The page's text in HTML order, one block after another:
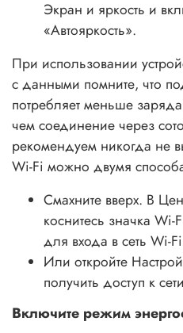
Экран и яркость и
«Автояркость».
При использовании
с данными помните, что
потребляет меньше
чем соединение через
рекомендуем никогда не
Wi-Fi можно двумя
Смахните вверх. В
коснитесь значка
для входа в сеть Wi-
Или откройте
получить доступ к
Включите режим